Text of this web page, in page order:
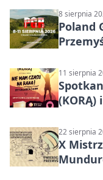
8 sierpnia
Poland
11 sierpnia
22 sierpnia
X